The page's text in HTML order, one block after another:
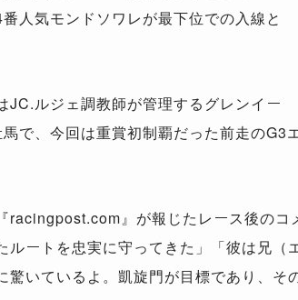
番人気モンドソワレが最下位での入線と
JC.ルジェ調教師が管理するグレンイー
馬で、今回は重賞初制覇だった前走のG3
racingpost.com』が報じたレース後の
ルートを忠実に守ってきた」「彼は兄
驚いているよ。凱旋門が目標であり、そ